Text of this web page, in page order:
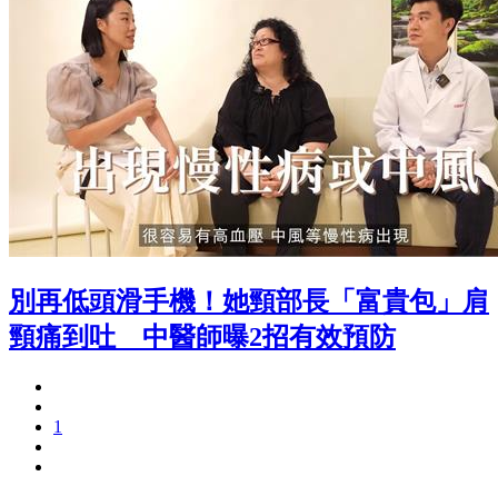
別再低頭滑手機！她頸部長「富貴包」肩
頸痛到吐 中醫師曝2招有效預防
1